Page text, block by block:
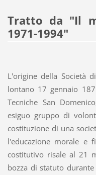
Tratto da "Il
1971-1994"
L'origine della Società
lontano 17 gennaio
Tecniche San
esiguo gruppo di
costituzione di una
l'educazione morale e
costitutivo risale al 21
bozza di statuto